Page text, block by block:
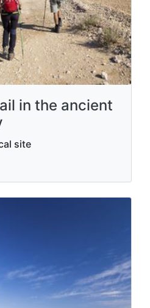
in the ancient
site